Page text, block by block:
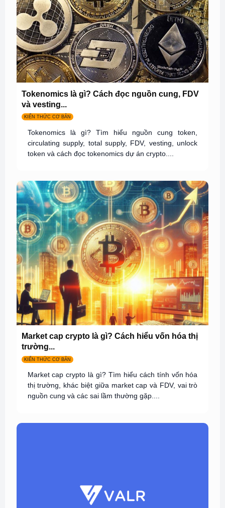
Tokenomics là gì? Cách đọc nguồn cung, FDV
và vesting...
KIẾN THỨC CƠ BẢN
Tokenomics là gì? Tìm hiểu nguồn cung token,
circulating supply, total supply, FDV, vesting, unlock
token và cách đọc tokenomics dự án crypto....
Market cap crypto là gì? Cách hiểu vốn hóa thị
trường...
KIẾN THỨC CƠ BẢN
Market cap crypto là gì? Tìm hiểu cách tính vốn hóa
thị trường, khác biệt giữa market cap và FDV, vai trò
nguồn cung và các sai lầm thường gặp....